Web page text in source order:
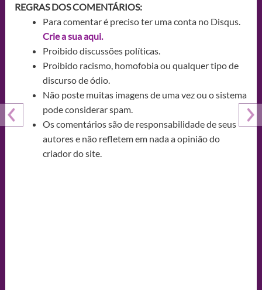
REGRAS DOS COMENTÁRIOS:
Para comentar é preciso ter uma conta no Disqus.
Crie a sua aqui.
Proibido discussões políticas.
Proibido racismo, homofobia ou qualquer tipo de
discurso de ódio.
Não poste muitas imagens de uma vez ou o sistema
pode considerar spam.
Os comentários são de responsabilidade de seus
autores e não refletem em nada a opinião do
criador do site.